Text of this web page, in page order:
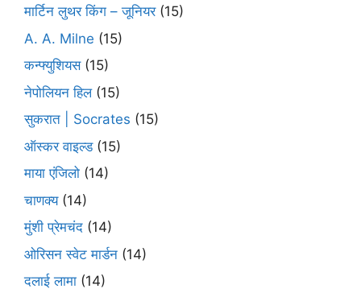
मार्टिन लुथर किंग – जूनियर(15)
A. A. Milne (15)
कन्फ्युशियस(15)
नेपोलियन हिल(15)
सुकरात | Socrates (15)
ऑस्कर वाइल्ड(15)
माया एंजिलो (14)
चाणक्य(14)
मुंशी प्रेमचंद (14)
ओरिसन स्‍वेट मार्डन (14)
दलाई लामा (14)